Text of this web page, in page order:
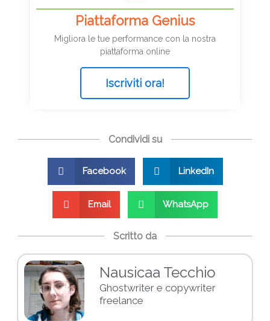
Piattaforma Genius
Migliora le tue performance con la nostra
piattaforma online
Iscriviti ora!
Condividi su
Facebook LinkedIn
Email WhatsApp
Scritto da
Nausicaa Tecchio
Ghostwriter e copywriter
freelance